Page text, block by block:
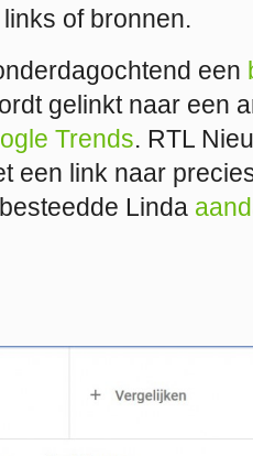
of bronnen.
een
gelinkt naar een
Trends. RTL
een link naar
Linda